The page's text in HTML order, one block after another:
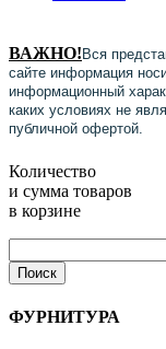
ВАЖНО! Вся
сайте информация
информационный
каких условиях не
публичной офертой.
Количество
и сумма товаров
в корзине
ФУРНИТУРА